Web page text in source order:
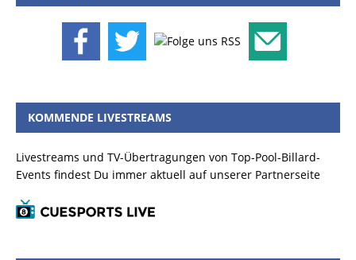
KOMMENDE LIVESTREAMS
Livestreams und TV-Übertragungen von Top-Pool-Billard-
Events findest Du immer aktuell auf unserer Partnerseite